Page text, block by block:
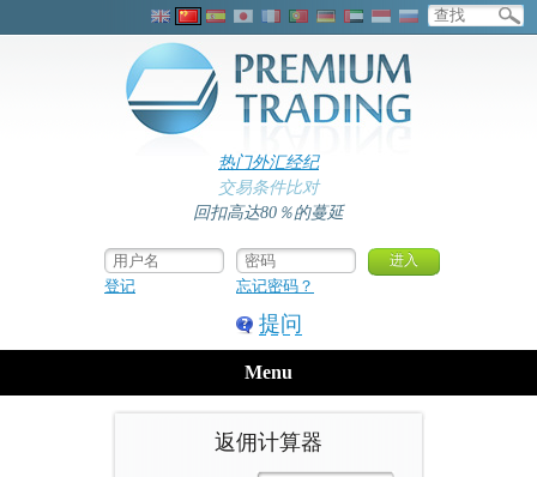
热门外汇经纪
交易条件比对
回扣高达80％的蔓延
登记 忘记密码？
提问
Menu
返佣计算器